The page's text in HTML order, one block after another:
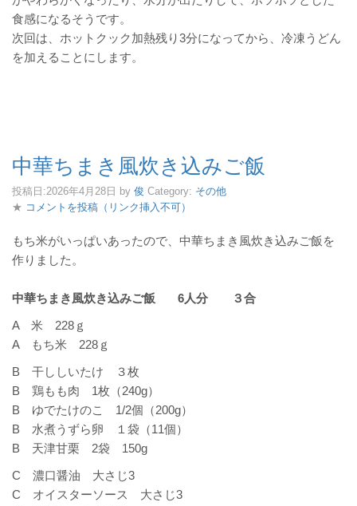
食感になるそうです。
次回は、ホットクック加熱残り3分になってから、冷凍うどん
を加えることにします。
中華ちまき風炊き込みご飯
投稿日:2026年4月28日 by 俊 Category: その他
★ コメントを投稿（リンク挿入不可）
もち米がいっぱいあったので、中華ちまき風炊き込みご飯を
作りました。
中華ちまき風炊き込みご飯 6人分 ３合
A 米 228ｇ
A もち米 228ｇ
B 干ししいたけ ３枚
B 鶏もも肉 1枚（240g）
B ゆでたけのこ 1/2個（200g）
B 水煮うずら卵 １袋（11個）
B 天津甘栗 2袋 150g
C 濃口醤油 大さじ3
C オイスターソース 大さじ3